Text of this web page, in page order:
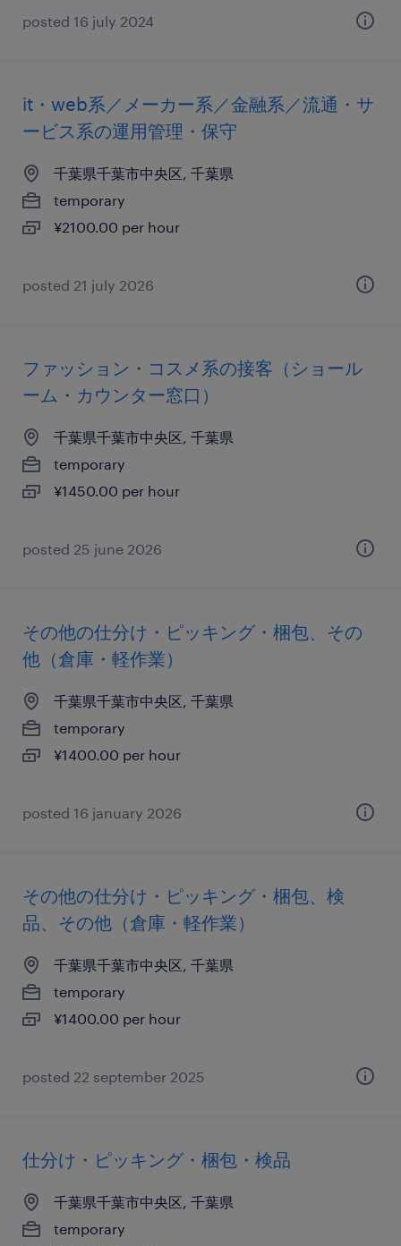
posted 16 july 2024
it・web系／メーカー系／金融系／流通・サ
ービス系の運用管理・保守
千葉県千葉市中央区, 千葉県
temporary
¥2100.00 per hour
posted 21 july 2026
ファッション・コスメ系の接客（ショール
ーム・カウンター窓口）
千葉県千葉市中央区, 千葉県
temporary
¥1450.00 per hour
posted 25 june 2026
その他の仕分け・ピッキング・梱包、その
他（倉庫・軽作業）
千葉県千葉市中央区, 千葉県
temporary
¥1400.00 per hour
posted 16 january 2026
その他の仕分け・ピッキング・梱包、検
品、その他（倉庫・軽作業）
千葉県千葉市中央区, 千葉県
temporary
¥1400.00 per hour
posted 22 september 2025
仕分け・ピッキング・梱包・検品
千葉県千葉市中央区, 千葉県
temporary